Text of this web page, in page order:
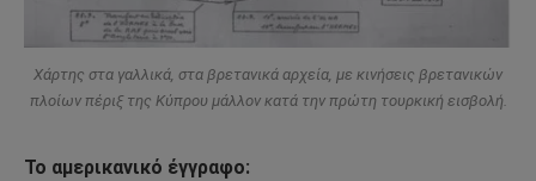
Χάρτης στα γαλλικά, στα βρετανικά αρχεία, με κινήσεις βρετανικών
πλοίων πέριξ της Κύπρου μάλλον κατά την πρώτη τουρκική εισβολή.
Το αμερικανικό έγγραφο: